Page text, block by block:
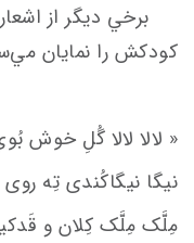
برخي ديگر از
كودكش را نمايان‌
« لالا لالا گُلِ خوش
نیگا نیگاکُندی تِه روی
مِلَّک مِلَّک کِلان و